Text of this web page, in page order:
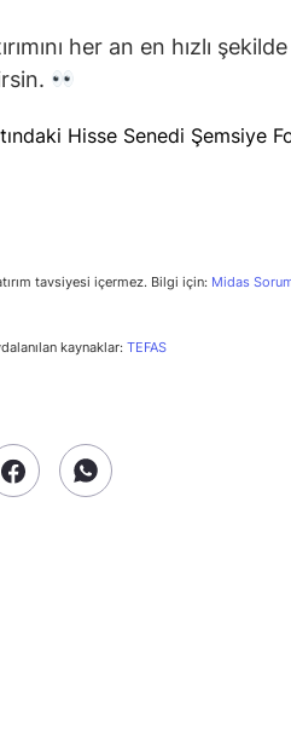
her an en hızlı
tavsiyesi içermez. Bilgi için: Midas
kaynaklar: TEFAS